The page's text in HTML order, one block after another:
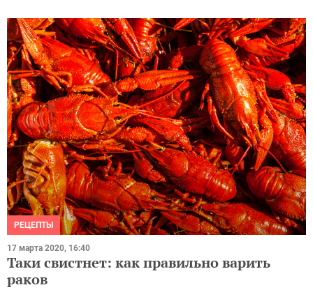
РЕЦЕПТЫ
17 марта 2020, 16:40
Таки свистнет: как правильно варить
раков